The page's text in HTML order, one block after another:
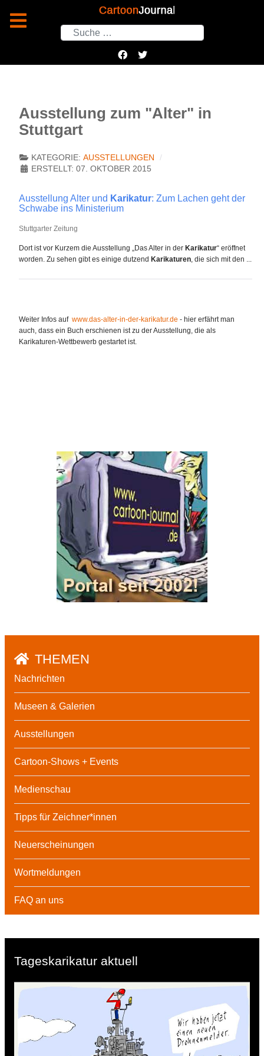
Suchen
Ausstellung zum "Alter" in
Stuttgart
KATEGORIE: AUSSTELLUNGEN
ERSTELLT: 07. OKTOBER 2015
Ausstellung Alter und Karikatur: Zum Lachen geht der
Schwabe ins Ministerium
Stuttgarter Zeitung
Dort ist vor Kurzem die Ausstellung „Das Alter in der Karikatur“ eröffnet
worden. Zu sehen gibt es einige dutzend Karikaturen, die sich mit den ...
Weiter Infos auf www.das-alter-in-der-karikatur.de - hier erfährt man
auch, dass ein Buch erschienen ist zu der Ausstellung, die als
Karikaturen-Wettbewerb gestartet ist.
THEMEN
Nachrichten
Museen & Galerien
Ausstellungen
Cartoon-Shows + Events
Medienschau
Tipps für Zeichner*innen
Neuerscheinungen
Wortmeldungen
FAQ an uns
Tageskarikatur aktuell